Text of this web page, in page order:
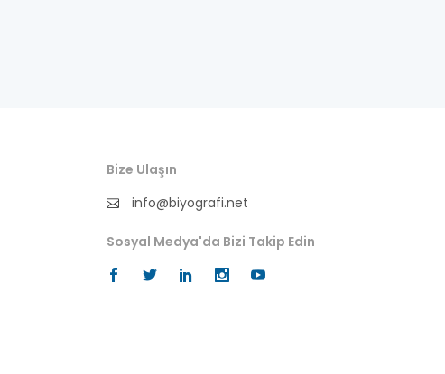
Bize Ulaşın
info@biyografi.net
Sosyal Medya'da Bizi Takip Edin